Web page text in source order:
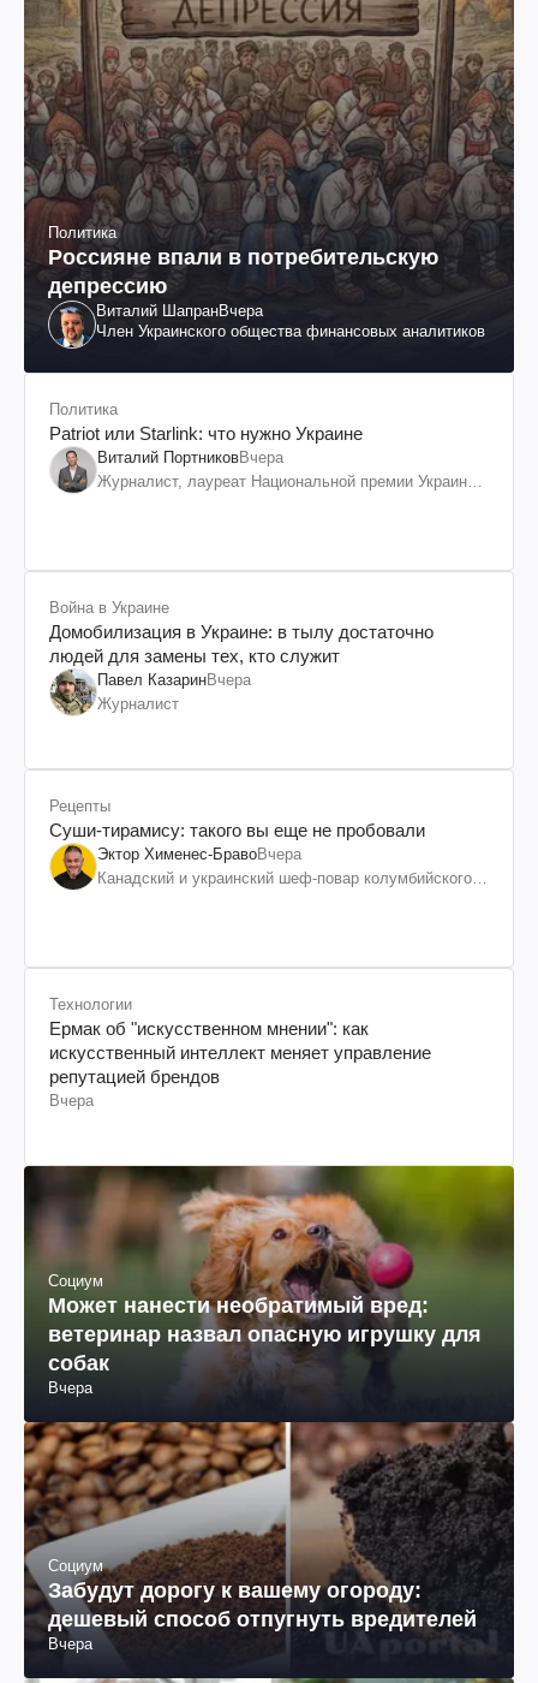
Политика
Россияне впали в потребительскую
депрессию
Виталий ШапранВчера
Член Украинского общества финансовых аналитиков
Политика
Patriot или Starlink: что нужно Украине
Виталий ПортниковВчера
Журналист, лауреат Национальной премии Украины
Война в Украине
Домобилизация в Украине: в тылу достаточно
людей для замены тех, кто служит
Павел КазаринВчера
Журналист
Рецепты
Суши-тирамису: такого вы еще не пробовали
Эктор Хименес-БравоВчера
Канадский и украинский шеф-повар колумбийского
Технологии
Ермак об "искусственном мнении": как
искусственный интеллект меняет управление
репутацией брендов
Вчера
Социум
Может нанести необратимый вред:
ветеринар назвал опасную игрушку для
собак
Вчера
Социум
Забудут дорогу к вашему огороду:
дешевый способ отпугнуть вредителей
Вчера